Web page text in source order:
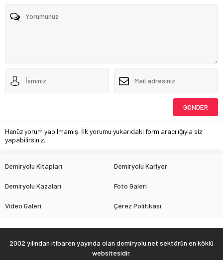
Henüz yorum yapılmamış. İlk yorumu yukarıdaki form aracılığıyla siz
yapabilirsiniz.
Demiryolu Kitapları Demiryolu Kariyer
Demiryolu Kazaları Foto Galeri
Video Galeri Çerez Politikası
2002 yılından itibaren yayında olan demiryolu.net sektörün en köklü
websitesidir.